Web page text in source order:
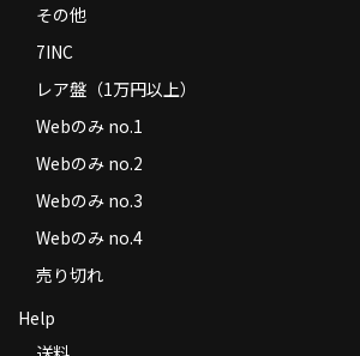
その他
7INC
レア盤（1万円以上）
Webのみ no.1
Webのみ no.2
Webのみ no.3
Webのみ no.4
売り切れ
Help